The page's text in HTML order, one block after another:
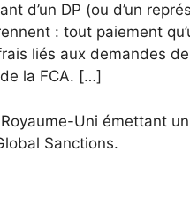
d’un DP (ou d’un
: tout paiement
liés aux demandes
la FCA. […]
Uni émettant
Sanctions.